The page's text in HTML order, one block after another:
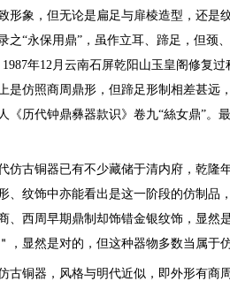
形象，但无论是扁足与扉棱造型，还是
之“永保用鼎”，虽作立耳、蹄足，但颈
年12月云南石屏乾阳山玉皇阁修复
是仿照商周鼎形，但蹄足形制相差甚远
《历代钟鼎彝器款识》卷九“絲女鼎”。
仿古铜器已有不少藏储于清内府，乾隆
、纹饰中亦能看出是这一阶段的仿制品
、西周早期鼎制却饰错金银纹饰，显然
，显然是对的，但这种器物多数当属于
古铜器，风格与明代近似，即外形有商